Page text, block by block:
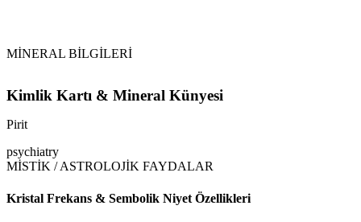
MİNERAL BİLGİLERİ
Kimlik Kartı & Mineral Künyesi
Pirit
psychiatry
MİSTİK / ASTROLOJİK FAYDALAR
Kristal Frekans & Sembolik Niyet Özellikleri